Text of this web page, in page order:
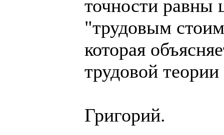
точности равны
"трудовым
которая
трудовой
Григорий.